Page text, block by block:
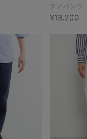
チノパンツ
¥13,200